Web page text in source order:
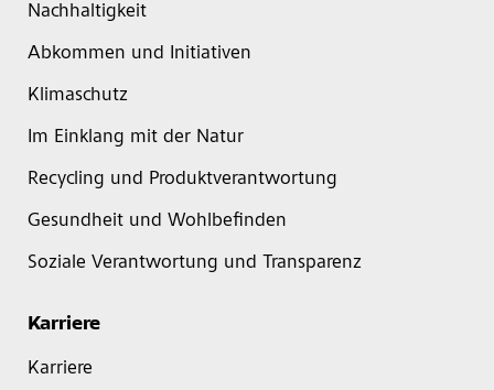
Nachhaltigkeit
Abkommen und Initiativen
Klimaschutz
Im Einklang mit der Natur
Recycling und Produktverantwortung
Gesundheit und Wohlbefinden
Soziale Verantwortung und Transparenz
Karriere
Karriere